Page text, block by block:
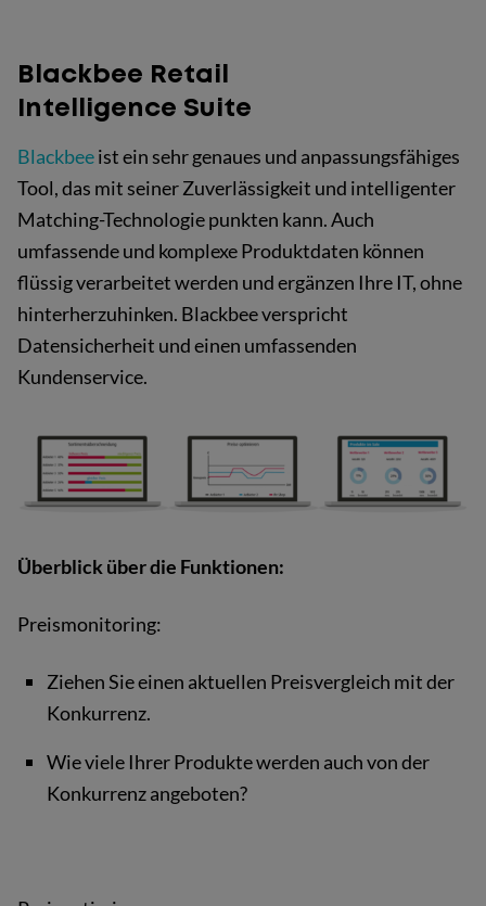
Blackbee Retail
Intelligence Suite
Blackbeeist ein sehr genaues und anpassungsfähiges
Tool, das mit seiner Zuverlässigkeit und intelligenter
Matching-Technologie punkten kann. Auch
umfassende und komplexe Produktdaten können
flüssig verarbeitet werden und ergänzen Ihre IT, ohne
hinterherzuhinken. Blackbee verspricht
Datensicherheit und einen umfassenden
Kundenservice.
Überblick über die Funktionen:
Preismonitoring:
Ziehen Sie einen aktuellen Preisvergleich mit der
Konkurrenz.
Wie viele Ihrer Produkte werden auch von der
Konkurrenz angeboten?